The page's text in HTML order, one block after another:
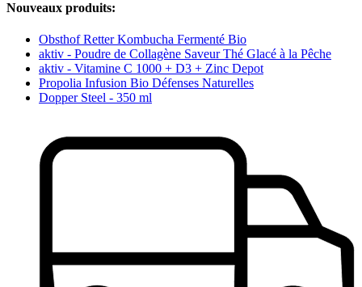
Nouveaux produits:
Obsthof Retter Kombucha Fermenté Bio
aktiv - Poudre de Collagène Saveur Thé Glacé à la Pêche
aktiv - Vitamine C 1000 + D3 + Zinc Depot
Propolia Infusion Bio Défenses Naturelles
Dopper Steel - 350 ml